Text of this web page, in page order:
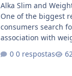
Alka Slim and
One of the biggest
consumers search
association with
management
0 respostas